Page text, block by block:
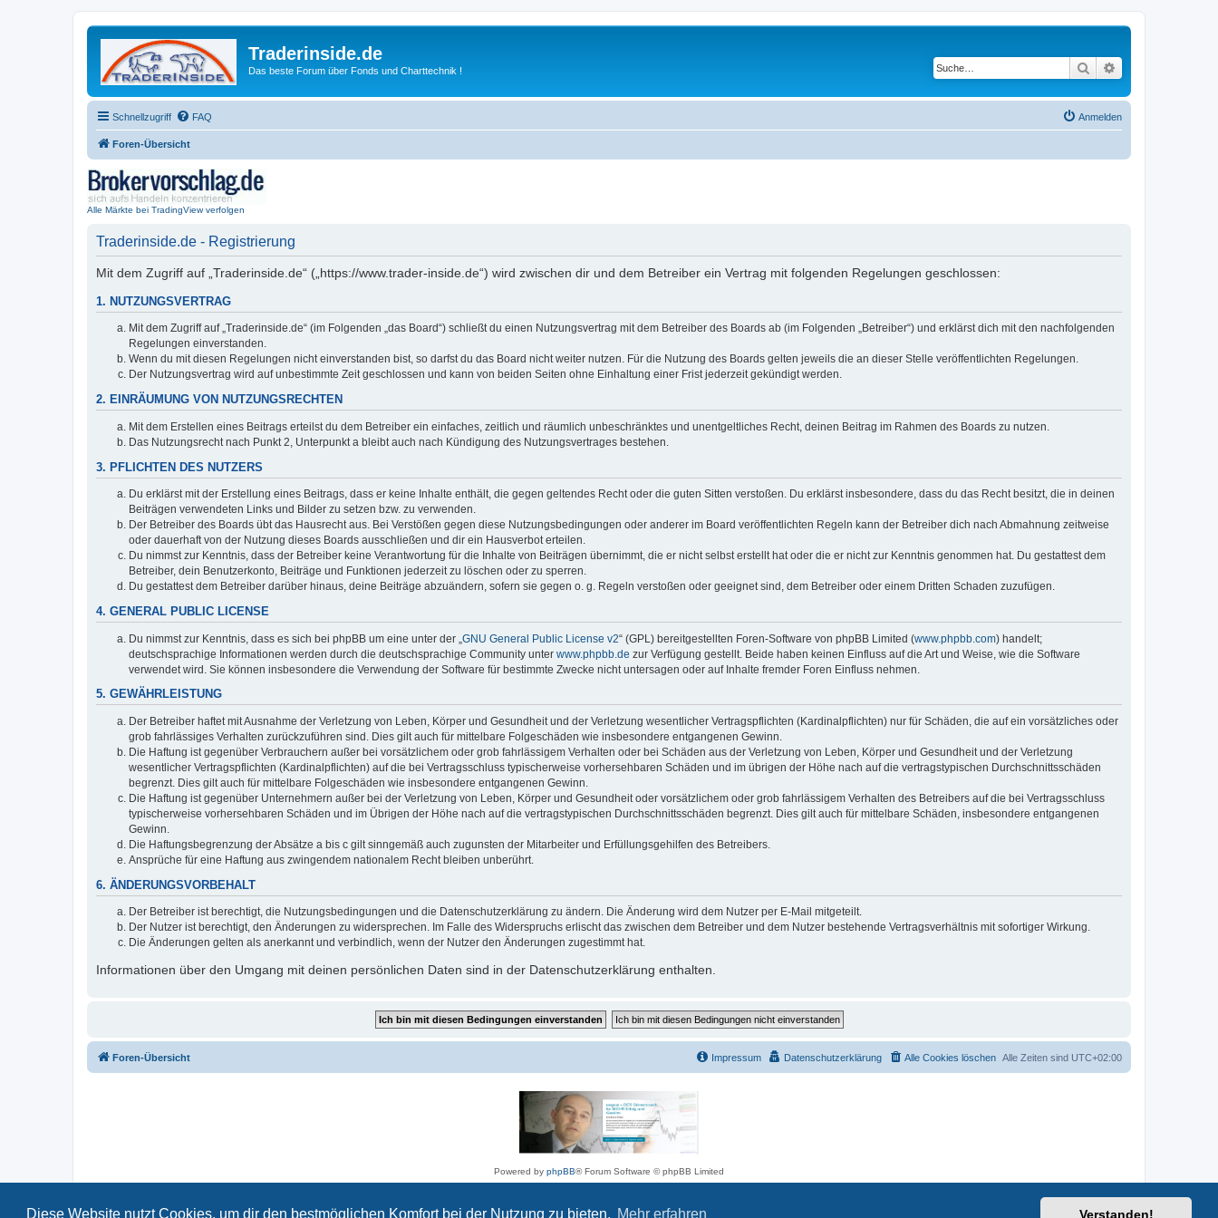
Diese Website nutzt Cookies, um dir den bestmöglichen Komfort bei der Nutzung zu bieten. Mehr erfahren Verstanden!
Traderinside.de
Das beste Forum über Fonds und Charttechnik ! Suche
Schnellzugriff FAQ Anmelden
Foren-Übersicht
Alle Märkte bei TradingView verfolgen
Traderinside.de - Registrierung
Mit dem Zugriff auf „Traderinside.de“ („https://www.trader-inside.de“) wird zwischen dir und dem Betreiber ein Vertrag mit folgenden Regelungen geschlossen:
1. NUTZUNGSVERTRAG
Mit dem Zugriff auf „Traderinside.de“ (im Folgenden „das Board“) schließt du einen Nutzungsvertrag mit dem Betreiber des Boards ab (im Folgenden „Betreiber“) und erklärst dich mit den nachfolgenden
Regelungen einverstanden.
Wenn du mit diesen Regelungen nicht einverstanden bist, so darfst du das Board nicht weiter nutzen. Für die Nutzung des Boards gelten jeweils die an dieser Stelle veröffentlichten Regelungen.
Der Nutzungsvertrag wird auf unbestimmte Zeit geschlossen und kann von beiden Seiten ohne Einhaltung einer Frist jederzeit gekündigt werden.
2. EINRÄUMUNG VON NUTZUNGSRECHTEN
Mit dem Erstellen eines Beitrags erteilst du dem Betreiber ein einfaches, zeitlich und räumlich unbeschränktes und unentgeltliches Recht, deinen Beitrag im Rahmen des Boards zu nutzen.
Das Nutzungsrecht nach Punkt 2, Unterpunkt a bleibt auch nach Kündigung des Nutzungsvertrages bestehen.
3. PFLICHTEN DES NUTZERS
Du erklärst mit der Erstellung eines Beitrags, dass er keine Inhalte enthält, die gegen geltendes Recht oder die guten Sitten verstoßen. Du erklärst insbesondere, dass du das Recht besitzt, die in deinen
Beiträgen verwendeten Links und Bilder zu setzen bzw. zu verwenden.
Der Betreiber des Boards übt das Hausrecht aus. Bei Verstößen gegen diese Nutzungsbedingungen oder anderer im Board veröffentlichten Regeln kann der Betreiber dich nach Abmahnung zeitweise
oder dauerhaft von der Nutzung dieses Boards ausschließen und dir ein Hausverbot erteilen.
Du nimmst zur Kenntnis, dass der Betreiber keine Verantwortung für die Inhalte von Beiträgen übernimmt, die er nicht selbst erstellt hat oder die er nicht zur Kenntnis genommen hat. Du gestattest dem
Betreiber, dein Benutzerkonto, Beiträge und Funktionen jederzeit zu löschen oder zu sperren.
Du gestattest dem Betreiber darüber hinaus, deine Beiträge abzuändern, sofern sie gegen o. g. Regeln verstoßen oder geeignet sind, dem Betreiber oder einem Dritten Schaden zuzufügen.
4. GENERAL PUBLIC LICENSE
Du nimmst zur Kenntnis, dass es sich bei phpBB um eine unter der „ GNU General Public License v2“ (GPL) bereitgestellten Foren-Software von phpBB Limited (www.phpbb.com) handelt;
deutschsprachige Informationen werden durch die deutschsprachige Community unter www.phpbb.de zur Verfügung gestellt. Beide haben keinen Einfluss auf die Art und Weise, wie die Software
verwendet wird. Sie können insbesondere die Verwendung der Software für bestimmte Zwecke nicht untersagen oder auf Inhalte fremder Foren Einfluss nehmen.
5. GEWÄHRLEISTUNG
Der Betreiber haftet mit Ausnahme der Verletzung von Leben, Körper und Gesundheit und der Verletzung wesentlicher Vertragspflichten (Kardinalpflichten) nur für Schäden, die auf ein vorsätzliches oder
grob fahrlässiges Verhalten zurückzuführen sind. Dies gilt auch für mittelbare Folgeschäden wie insbesondere entgangenen Gewinn.
Die Haftung ist gegenüber Verbrauchern außer bei vorsätzlichem oder grob fahrlässigem Verhalten oder bei Schäden aus der Verletzung von Leben, Körper und Gesundheit und der Verletzung
wesentlicher Vertragspflichten (Kardinalpflichten) auf die bei Vertragsschluss typischerweise vorhersehbaren Schäden und im übrigen der Höhe nach auf die vertragstypischen Durchschnittsschäden
begrenzt. Dies gilt auch für mittelbare Folgeschäden wie insbesondere entgangenen Gewinn.
Die Haftung ist gegenüber Unternehmern außer bei der Verletzung von Leben, Körper und Gesundheit oder vorsätzlichem oder grob fahrlässigem Verhalten des Betreibers auf die bei Vertragsschluss
typischerweise vorhersehbaren Schäden und im Übrigen der Höhe nach auf die vertragstypischen Durchschnittsschäden begrenzt. Dies gilt auch für mittelbare Schäden, insbesondere entgangenen
Gewinn.
Die Haftungsbegrenzung der Absätze a bis c gilt sinngemäß auch zugunsten der Mitarbeiter und Erfüllungsgehilfen des Betreibers.
Ansprüche für eine Haftung aus zwingendem nationalem Recht bleiben unberührt.
6. ÄNDERUNGSVORBEHALT
Der Betreiber ist berechtigt, die Nutzungsbedingungen und die Datenschutzerklärung zu ändern. Die Änderung wird dem Nutzer per E-Mail mitgeteilt.
Der Nutzer ist berechtigt, den Änderungen zu widersprechen. Im Falle des Widerspruchs erlischt das zwischen dem Betreiber und dem Nutzer bestehende Vertragsverhältnis mit sofortiger Wirkung.
Die Änderungen gelten als anerkannt und verbindlich, wenn der Nutzer den Änderungen zugestimmt hat.
Informationen über den Umgang mit deinen persönlichen Daten sind in der Datenschutzerklärung enthalten.
Foren-Übersicht Alle Zeiten sind UTC+02:00
Alle Cookies löschen
Datenschutzerklärung
Impressum
Powered by phpBB® Forum Software © phpBB Limited